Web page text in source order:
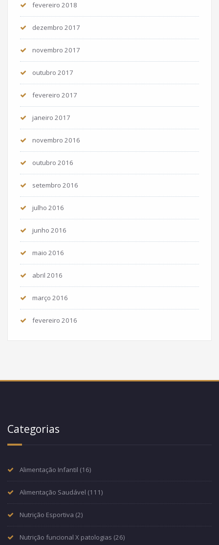
fevereiro 2018
dezembro 2017
novembro 2017
outubro 2017
fevereiro 2017
janeiro 2017
novembro 2016
outubro 2016
setembro 2016
julho 2016
junho 2016
maio 2016
abril 2016
março 2016
fevereiro 2016
Categorias
Alimentação Infantil (16)
Alimentação Saudável (111)
Nutrição Esportiva (2)
Nutrição funcional X patologias (26)